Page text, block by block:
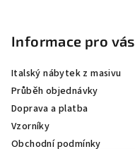
Informace pro vás
Italský nábytek z masivu
Průběh objednávky
Doprava a platba
Vzorníky
Obchodní podmínky